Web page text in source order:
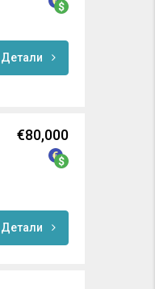
Детали
€80,000
Детали